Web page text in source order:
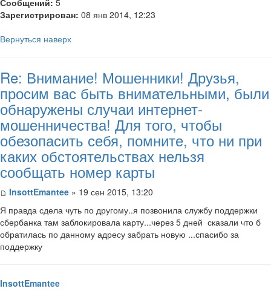
Зарегистрирован: 08 янв 2014, 12:23
Вернуться наверх
Re: Внимание! Мошенники! Друзья,
просим вас быть внимательными, были
обнаружены случаи интернет-
мошенничества! Для того, чтобы
обезопасить себя, помните, что ни при
каких обстоятельствах нельзя
сообщать номер карты
InsottEmantee » 19 сен 2015, 13:20
Я правда сдела чуть по другому..я позвонила службу поддержки
сбербанка там заблокировала карту...через 5 дней сказали что б
обратилась по данному адресу забрать новую ...спасибо за
поддержку
InsottEmantee